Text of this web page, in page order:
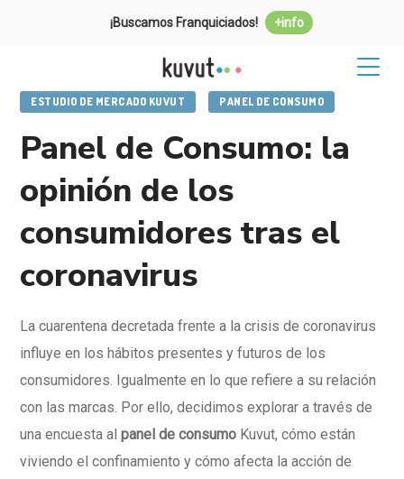
¡Buscamos Franquiciados! +info
ESTUDIO DE MERCADO KUVUT PANEL DE CONSUMO
Panel de Consumo: la
opinión de los
consumidores tras el
coronavirus
La cuarentena decretada frente a la crisis de coronavirus
influye en los hábitos presentes y futuros de los
consumidores. Igualmente en lo que refiere a su relación
con las marcas. Por ello, decidimos explorar a través de
una encuesta alpanel de consumo Kuvut, cómo están
viviendo el confinamiento y cómo afecta la acción de